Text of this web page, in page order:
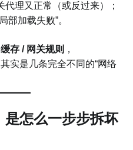
代理又正常（或反过来）；
部加载失败”。
存 / 网关规则 ，
实是几条完全不同的“网络
怎么一步步拆坏